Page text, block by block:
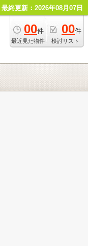
最終更新：2026年08月07日
00件
最近見た物件
00件
検討リスト